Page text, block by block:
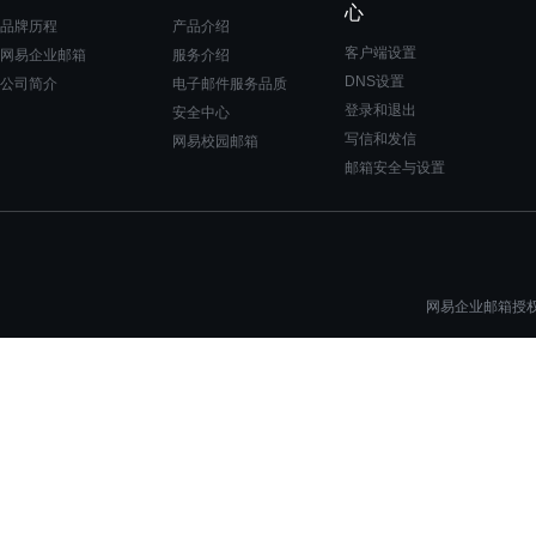
品牌历程
网易企业邮箱
公司简介
产品介绍
服务介绍
电子邮件服务品质
安全中心
网易校园邮箱
心
客户端设置
DNS设置
登录和退出
写信和发信
邮箱安全与设置
网易企业邮箱